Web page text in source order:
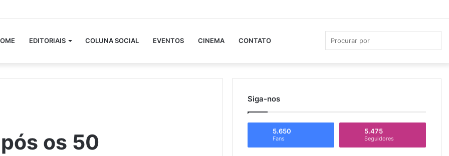
EDITORIAIS COLUNA SOCIAL EVENTOS CINEMA CONTATO
os 50
Siga-nos
5.650
Fans
5.475
Seguidores